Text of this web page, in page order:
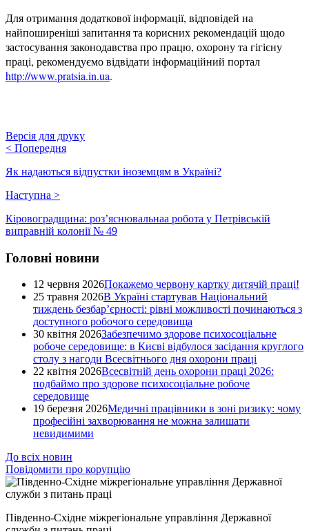
Для отримання додаткової інформації, відповідей на
найпоширеніші запитання та корисних рекомендацій щодо
застосування законодавства про працю, охорону та гігієну
праці, рекомендуємо відвідати інформаційний портал
http://www.pratsia.in.ua.
Версія для друку
< Попередня
Як надаються відпустки іноземцям в Україні?
Наступна >
Кіровоградщина: роз’яснювальнаа робота у Петрівській
виправній колонії № 49
Головні новини
12 червня 2026Покажемо червону картку дитячій праці!
25 травня 2026В Україні стартував Національний
тиждень безбар’єрності: рівні можливості починаються з
доступного робочого середовища
30 квітня 2026Забезпечимо здорове психосоціальне
робоче середовище: в Києві відбулося засідання круглого
столу з нагоди Всесвітнього дня охорони праці
22 квітня 2026Всесвітній день охорони праці 2026:
подбаймо про здорове психосоціальне робоче
середовище
19 березня 2026Медичні працівники в зоні ризику: чому
професійні захворювання не можна залишати
невидимими
До всіх новин
Повідомити про корупцію
Південно-Східне міжрегіональне управління Державної